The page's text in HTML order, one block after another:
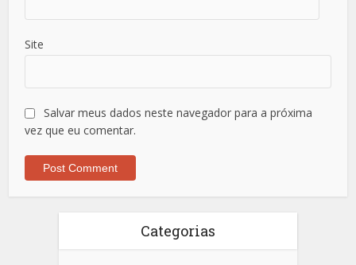
Site
Salvar meus dados neste navegador para a próxima
vez que eu comentar.
Categorias